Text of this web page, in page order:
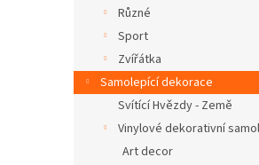
e
l
Různé
Sport
Zvířátka
Samolepící dekorace
Svítící Hvězdy - Země
Vinylové dekorativní
Art decor